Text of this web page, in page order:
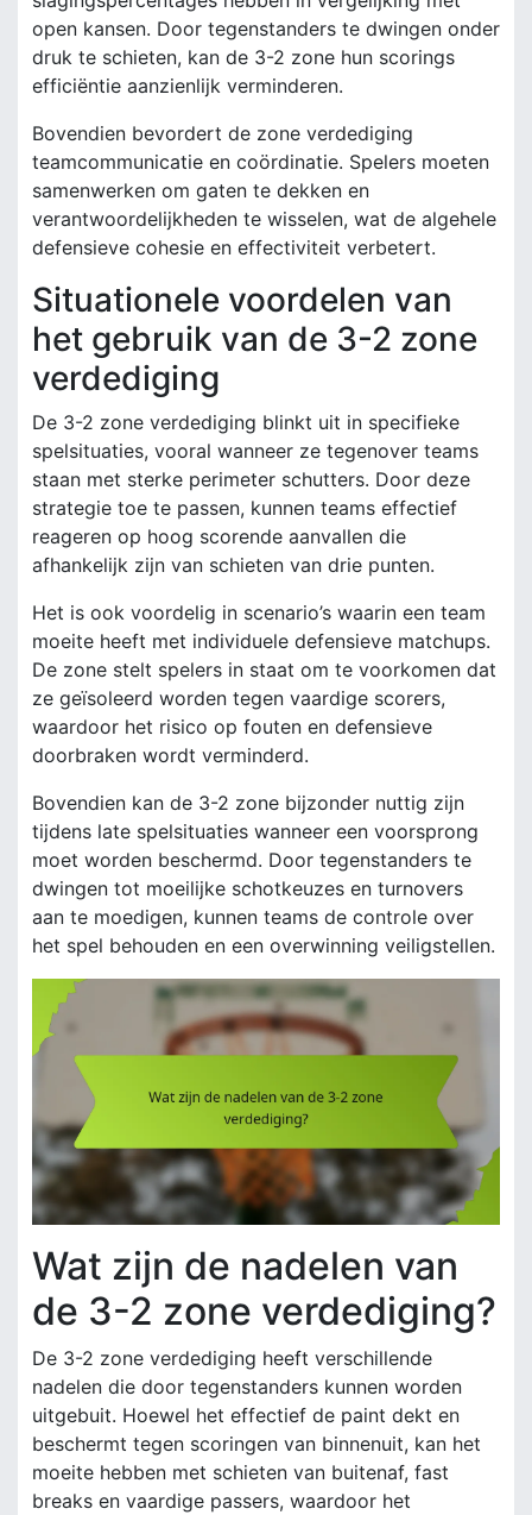
open kansen. Door tegenstanders te dwingen onder
druk te schieten, kan de 3-2 zone hun scorings
efficiëntie aanzienlijk verminderen.
Bovendien bevordert de zone verdediging
teamcommunicatie en coördinatie. Spelers moeten
samenwerken om gaten te dekken en
verantwoordelijkheden te wisselen, wat de algehele
defensieve cohesie en effectiviteit verbetert.
Situationele voordelen van
het gebruik van de 3-2 zone
verdediging
De 3-2 zone verdediging blinkt uit in specifieke
spelsituaties, vooral wanneer ze tegenover teams
staan met sterke perimeter schutters. Door deze
strategie toe te passen, kunnen teams effectief
reageren op hoog scorende aanvallen die
afhankelijk zijn van schieten van drie punten.
Het is ook voordelig in scenario’s waarin een team
moeite heeft met individuele defensieve matchups.
De zone stelt spelers in staat om te voorkomen dat
ze geïsoleerd worden tegen vaardige scorers,
waardoor het risico op fouten en defensieve
doorbraken wordt verminderd.
Bovendien kan de 3-2 zone bijzonder nuttig zijn
tijdens late spelsituaties wanneer een voorsprong
moet worden beschermd. Door tegenstanders te
dwingen tot moeilijke schotkeuzes en turnovers
aan te moedigen, kunnen teams de controle over
het spel behouden en een overwinning veiligstellen.
Wat zijn de nadelen van
de 3-2 zone verdediging?
De 3-2 zone verdediging heeft verschillende
nadelen die door tegenstanders kunnen worden
uitgebuit. Hoewel het effectief de paint dekt en
beschermt tegen scoringen van binnenuit, kan het
moeite hebben met schieten van buitenaf, fast
breaks en vaardige passers, waardoor het